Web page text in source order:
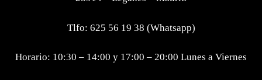
Tlfo: 625 56 19 38 (Whatsapp)
Horario: 10:30 – 14:00 y 17:00 – 20:00 Lunes a Viernes